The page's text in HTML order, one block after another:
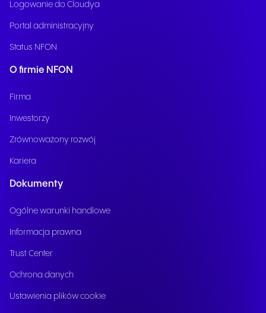
Logowanie do Cloudya
Portal administracyjny
Status NFON
O firmie NFON
Firma
Inwestorzy
Zrównoważony rozwój
Kariera
Dokumenty
Ogólne warunki handlowe
Informacja prawna
Trust Center
Ochrona danych
Ustawienia plików cookie